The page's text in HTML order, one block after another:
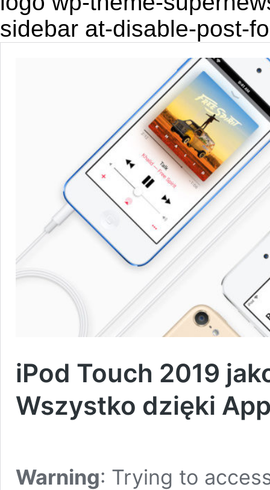
sidebar at-disable-post-
iPod Touch 2019
Wszystko dzięki
Warning: Trying to